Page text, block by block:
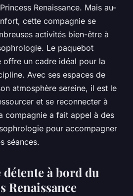
Renaissance. Mais au-
cette compagnie se
activités bien-être à
Le paquebot
offre un cadre idéal pour la
Avec ses espaces de
atmosphère sereine, il est le
et se reconnecter à
compagnie a fait appel à des
pour accompagner
séances.
détente à bord du
Renaissance